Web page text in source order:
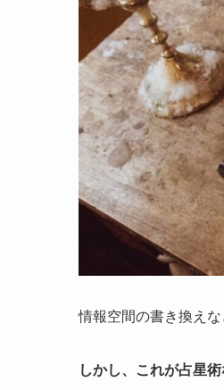
情報空間の書き換え
しかし、これが占星